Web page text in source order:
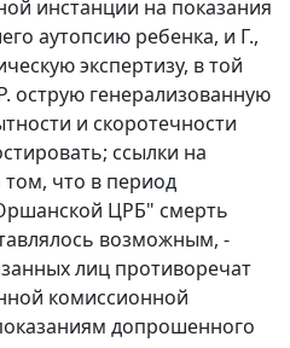
инстанции на показания
аутопсию ребенка, и Г.,
экспертизу, в той
острую генерализованную
и скоротечности
ссылки на
том, что в период
ЦРБ" смерть
возможным, -
лиц противоречат
комиссионной
допрошенного